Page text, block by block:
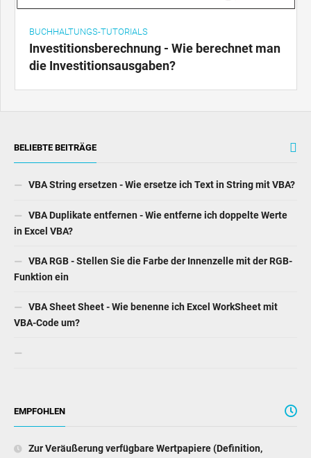
BUCHHALTUNGS-TUTORIALS
Investitionsberechnung - Wie berechnet man
die Investitionsausgaben?
BELIEBTE BEITRÄGE
VBA String ersetzen - Wie ersetze ich Text in String mit VBA?
VBA Duplikate entfernen - Wie entferne ich doppelte Werte
in Excel VBA?
VBA RGB - Stellen Sie die Farbe der Innenzelle mit der RGB-
Funktion ein
VBA Sheet Sheet - Wie benenne ich Excel WorkSheet mit
VBA-Code um?
EMPFOHLEN
Zur Veräußerung verfügbare Wertpapiere (Definition,